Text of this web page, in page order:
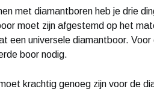
met diamantboren heb je drie
moet zijn afgestemd op het
een universele diamantboor.
boor nodig.
krachtig genoeg zijn voor de